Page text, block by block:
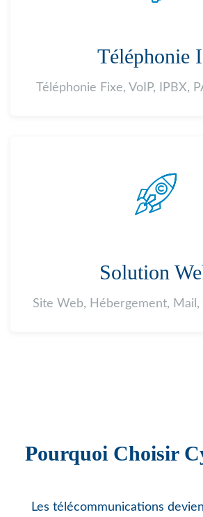
Téléphonie
Téléphonie Fixe, VoIP, IPBX,
Solution
Site Web, Hébergement, Mail,
Pourquoi Choisir
Les télécommunications